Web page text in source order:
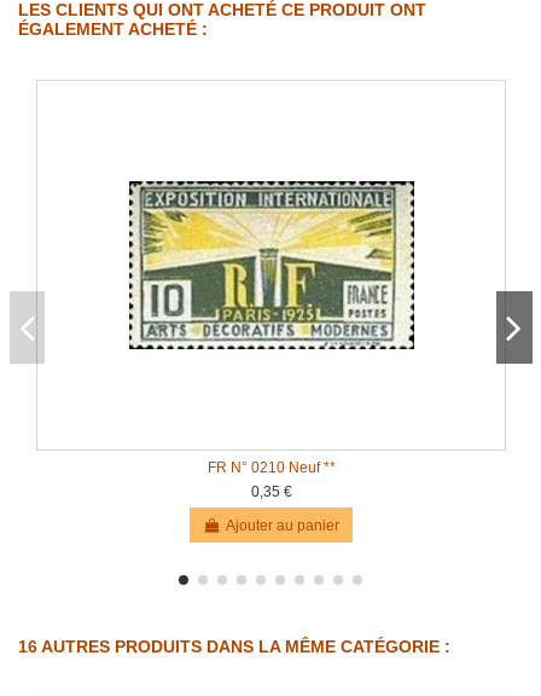
LES CLIENTS QUI ONT ACHETÉ CE PRODUIT ONT
ÉGALEMENT ACHETÉ :
FR N° 0210 Neuf **
0,35 €
Ajouter au panier
16 AUTRES PRODUITS DANS LA MÊME CATÉGORIE :